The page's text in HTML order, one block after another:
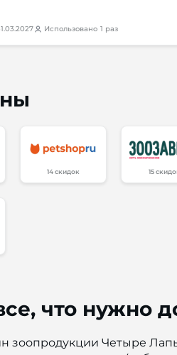
Использовано 1 раз
14 скидок 15
что нужно
зоопродукции Четыре